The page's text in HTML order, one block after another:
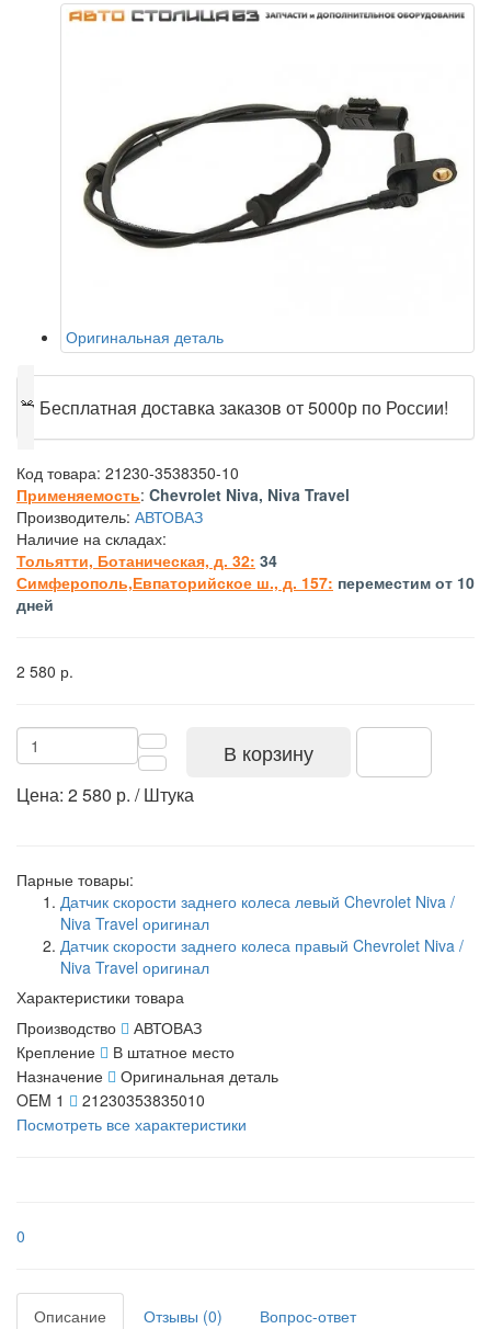
Оригинальная деталь
🎁 Бесплатная доставка заказов от 5000р по России!
Код товара: 21230-3538350-10
Применяемость: Chevrolet Niva, Niva Travel
Производитель: АВТОВАЗ
Наличие на складах:
Тольятти, Ботаническая, д. 32: 34
Симферополь,Евпаторийское ш., д. 157: переместим от 10
дней
2 580 р.
В корзину
Цена: 2 580 р. / Штука
Парные товары:
Датчик скорости заднего колеса левый Chevrolet Niva /
Niva Travel оригинал
Датчик скорости заднего колеса правый Chevrolet Niva /
Niva Travel оригинал
Характеристики товара
Производство
АВТОВАЗ
Крепление
В штатное место
Назначение
Оригинальная деталь
OEM 1
21230353835010
Посмотреть все характеристики
0
Описание Отзывы (0)
Вопрос-ответ